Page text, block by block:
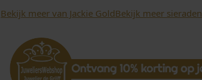
d
Bekijk meer van Jackie GoldBekijk meer sieraden